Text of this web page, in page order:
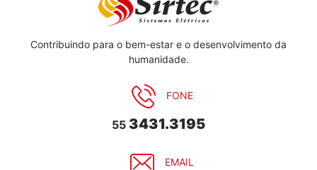
Contribuindo para o bem-estar e o desenvolvimento da
humanidade.
FONE
55 3431.3195
EMAIL